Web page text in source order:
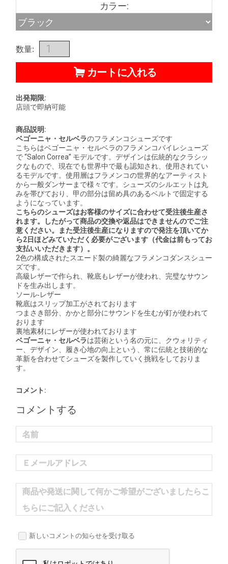
カラー:
数量:
カートに入れる
出発期限:
店頭で即納可能
商品説明:
ベゴーニャ・セルベラのフラメンコシューズです
こちらはベゴーニャ・セルベラのフラメンコバイレシューズ
で “Salon Correa” モデルです。デザインは伝統的なクラシッ
クなもので、現在でも世界中で最も認知され、使用されてい
るモデルです。使用層はフラメンコの世界的なアーティスト
から一般ダンサーまで様々です。シューズのシルエットは丸
みを帯びており、甲の部分は留め具のあるベルトで固定する
ようになっています。
こちらのシューズはお客様のサイズに合わせて受注後生産さ
れます。したがって商品の交換や返品はできませんのでご注
意ください。また受注後生産になりますので発注を頂いてか
ら2日ほどみていただく必要がございます（代金は前もってお
支払いいただきます）。
2色の構成されたスエード製の綺麗なフラメンコダンスシュー
ズです。
高級レザーで作られ、靴底もレザーが使われ、完璧なサウン
ドを生み出します。
ソール‐レザー
靴底はスリップ加工がされております
つまさき部分、かかと部分にサウンドを生むが釘が使われて
おります
裏地素材にレザーが使われております
ベゴーニャ・セルベラは芸術という名の元に、クウォリティ
ー、デザイン、履き心地の向上という、常に伝統と技術的な
革新を合わせてシューズを製作していく挑戦をしておりま
す。
コメント:
コメントする
名前
Ｅメールアドレス
商品や発送に関して何かご希望がございましたらこ
ちらにご記入ください
新しいコメントの知らせを受け取る